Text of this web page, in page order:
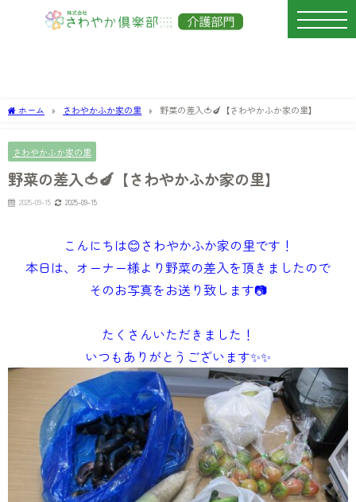
ホーム さわやかふか家の里 野菜の差入🍅🍆【さわやかふか家の里】
さわやかふか家の里
野菜の差入🍅🍆【さわやかふか家の里】
2025-09-15 2025-09-15
こんにちは😊さわやかふか家の里です！
本日は、オーナー様より野菜の差入を頂きましたので
そのお写真をお送り致します📷
たくさんいただきました！
いつもありがとうございます✨✨